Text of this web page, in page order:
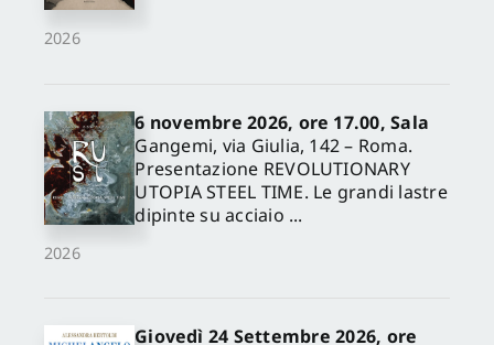
2026
2026
6 novembre 2026, ore 17.00, Sala
Gangemi, via Giulia, 142 – Roma.
Presentazione REVOLUTIONARY
UTOPIA STEEL TIME. Le grandi lastre
dipinte su acciaio ...
Giovedì 24 Settembre 2026, ore